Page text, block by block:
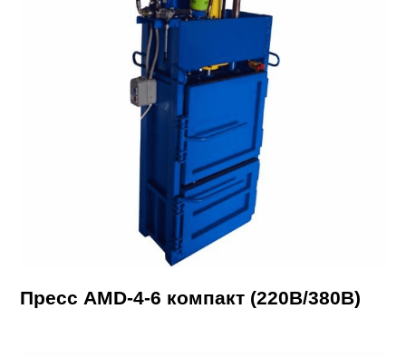
Пресс AMD-4-6 компакт (220В/380В)